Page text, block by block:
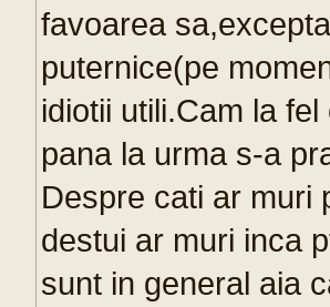
favoarea
puternice(pe
idiotii utili.Cam la
pana la urma s-a
Despre cati ar muri
destui ar muri inca
sunt in general aia